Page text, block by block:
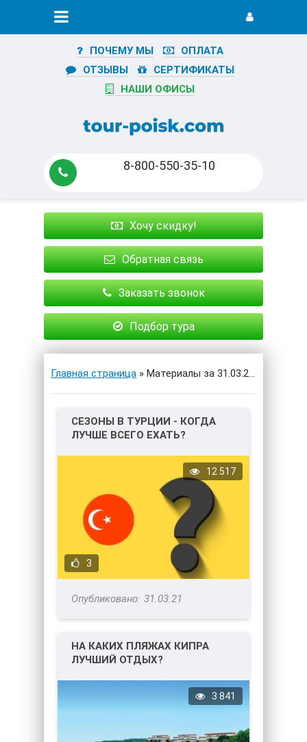
ПОЧЕМУ МЫ
ОПЛАТА
ОТЗЫВЫ
СЕРТИФИКАТЫ
НАШИ ОФИСЫ
8-800-550-35-10
Хочу скидку!
Обратная связь
Заказать звонок
Подбор тура
Главная страница » Материалы за 31.03.2021
СЕЗОНЫ В ТУРЦИИ - КОГДА
ЛУЧШЕ ВСЕГО ЕХАТЬ?
3
12 517
31.03.21
НА КАКИХ ПЛЯЖАХ КИПРА
ЛУЧШИЙ ОТДЫХ?
3 841